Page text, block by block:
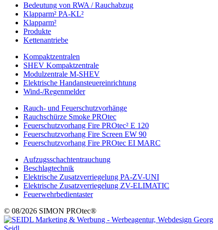
Bedeutung von RWA / Rauchabzug
Klapparm² PA-KL²
Klapparm²
Produkte
Kettenantriebe
Kompaktzentralen
SHEV Kompaktzentrale
Modulzentrale M-SHEV
Elektrische Handansteuereinrichtung
Wind-/Regenmelder
Rauch- und Feuerschutzvorhänge
Rauchschürze Smoke PROtec
Feuerschutzvorhang Fire PROtec² E 120
Feuerschutzvorhang Fire Screen EW 90
Feuerschutzvorhang Fire PROtec EI MARC
Aufzugsschachtentrauchung
Beschlagtechnik
Elektrische Zusatzverriegelung PA-ZV-UNI
Elektrische Zusatzverriegelung ZV-ELIMATIC
Feuerwehrbedientaster
© 08/2026 SIMON PROtec®